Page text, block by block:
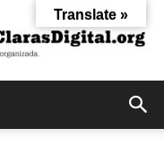
Translate »